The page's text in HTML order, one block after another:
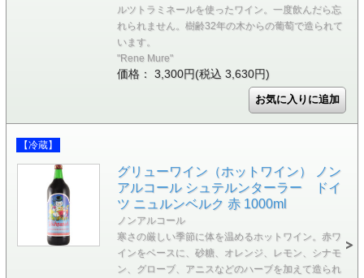
ルツトラミネールを使ったワイン。一度飲んだら忘
れられません。樹齢32年の木からの葡萄で造られて
います。
"Rene Mure"
価格： 3,300円(税込 3,630円)
【冷蔵】
グリューワイン（ホットワイン） ノン
アルコール シュテルンターラー ドイ
ツ ニュルンベルク 赤 1000ml
ノンアルコール
寒さの厳しい季節に体を温めるホットワイン。赤ワ
インをベースに、砂糖、オレンジ、レモン、シナモ
ン、グローブ、アニスなどのハーブを加えて造られ